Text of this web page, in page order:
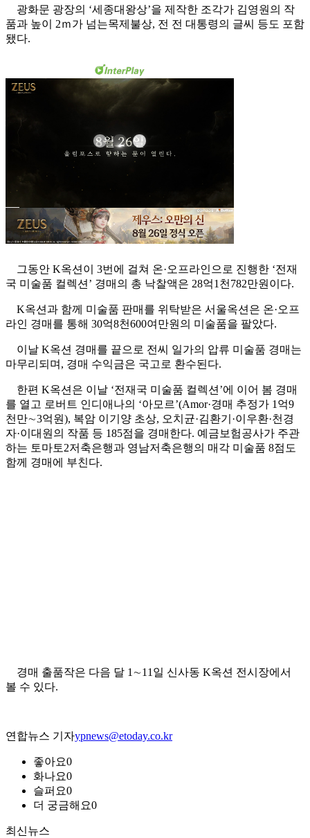
광화문 광장의 ‘세종대왕상’을 제작한 조각가 김영원의 작
품과 높이 2ｍ가 넘는목제불상, 전 전 대통령의 글씨 등도 포함
됐다.
그동안 K옥션이 3번에 걸쳐 온·오프라인으로 진행한 ‘전재
국 미술품 컬렉션’ 경매의 총 낙찰액은 28억1천782만원이다.
K옥션과 함께 미술품 판매를 위탁받은 서울옥션은 온·오프
라인 경매를 통해 30억8천600여만원의 미술품을 팔았다.
이날 K옥션 경매를 끝으로 전씨 일가의 압류 미술품 경매는
마무리되며, 경매 수익금은 국고로 환수된다.
한편 K옥션은 이날 ‘전재국 미술품 컬렉션’에 이어 봄 경매
를 열고 로버트 인디애나의 ‘아모르’(Amor·경매 추정가 1억9
천만∼3억원), 복암 이기양 초상, 오치균·김환기·이우환·천경
자·이대원의 작품 등 185점을 경매한다. 예금보험공사가 주관
하는 토마토2저축은행과 영남저축은행의 매각 미술품 8점도
함께 경매에 부친다.
경매 출품작은 다음 달 1∼11일 신사동 K옥션 전시장에서
볼 수 있다.
연합뉴스 기자ypnews@etoday.co.kr
좋아요0
화나요0
슬퍼요0
더 궁금해요0
최신뉴스